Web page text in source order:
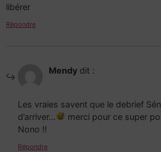
libérer
Répondre
Mendy dit :
Les vraies savent que le debrief
d’arriver…
merci pour ce super
Nono !!
Répondre